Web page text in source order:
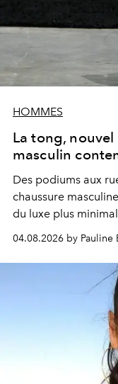
HOMMES
La tong,
masculin
Des podiums aux
chaussure
du luxe plus
04.08.2026 by Pauline